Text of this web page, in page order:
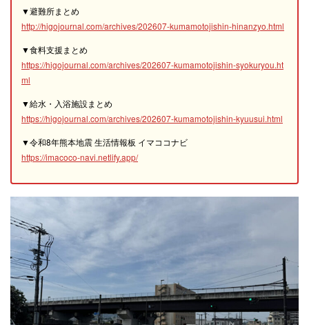
▼避難所まとめ
http://higojournal.com/archives/202607-kumamotojishin-hinanzyo.html
▼食料支援まとめ
https://higojournal.com/archives/202607-kumamotojishin-syokuryou.ht
ml
▼給水・入浴施設まとめ
https://higojournal.com/archives/202607-kumamotojishin-kyuusui.html
▼令和8年熊本地震 生活情報板 イマココナビ
https://imacoco-navi.netlify.app/